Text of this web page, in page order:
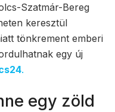
Szatmár-Bereg
keresztül
tönkrement emberi
egy új
.
egy zöld